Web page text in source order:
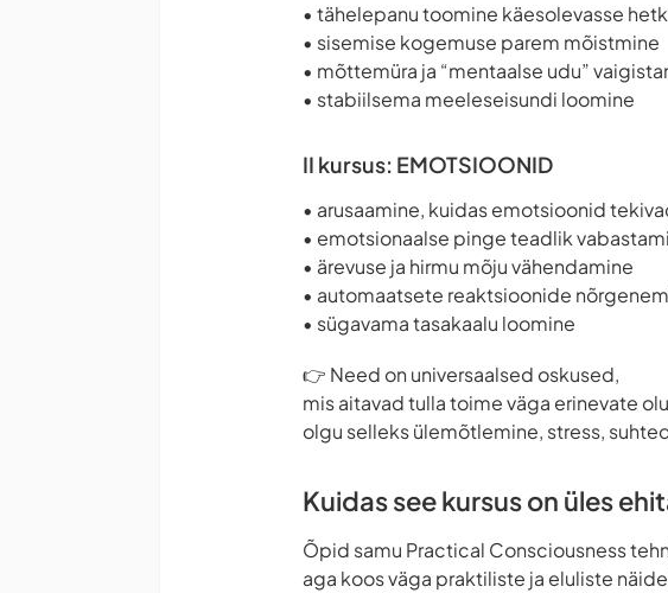
• tähelepanu toomine käesolevasse
• sisemise kogemuse parem mõistmine
• mõttemüra ja “mentaalse udu”
• stabiilsema meeleseisundi loomine
II kursus: EMOTSIOONID
• arusaamine, kuidas emotsioonid
• emotsionaalse pinge teadlik
• ärevuse ja hirmu mõju vähendamine
• automaatsete reaktsioonide
• sügavama tasakaalu loomine
👉 Need on universaalsed oskused,
mis aitavad tulla toime väga erinevate
olgu selleks ülemõtlemine, stress,
Kuidas see kursus on üles
Õpid samu Practical Consciousness
aga koos väga praktiliste ja eluliste